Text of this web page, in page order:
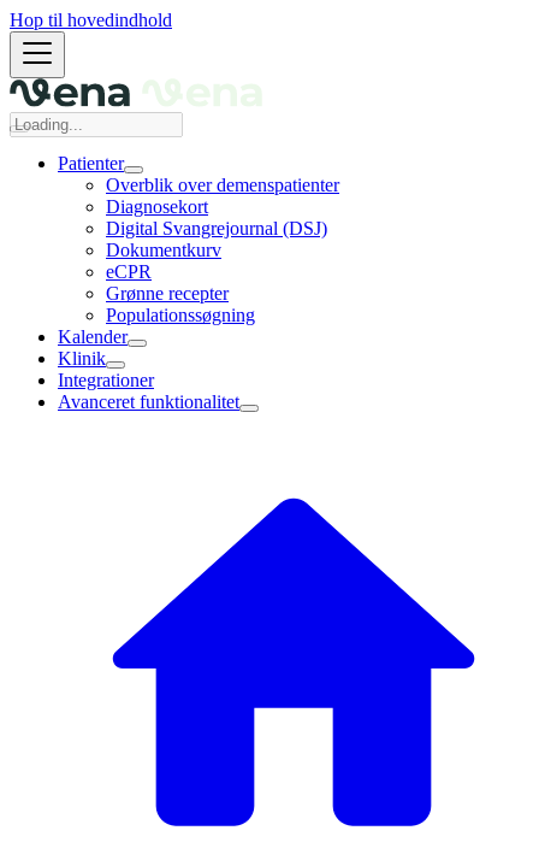
Hop til hovedindhold
Patienter
Overblik over demenspatienter
Diagnosekort
Digital Svangrejournal (DSJ)
Dokumentkurv
eCPR
Grønne recepter
Populationssøgning
Kalender
Klinik
Integrationer
Avanceret funktionalitet